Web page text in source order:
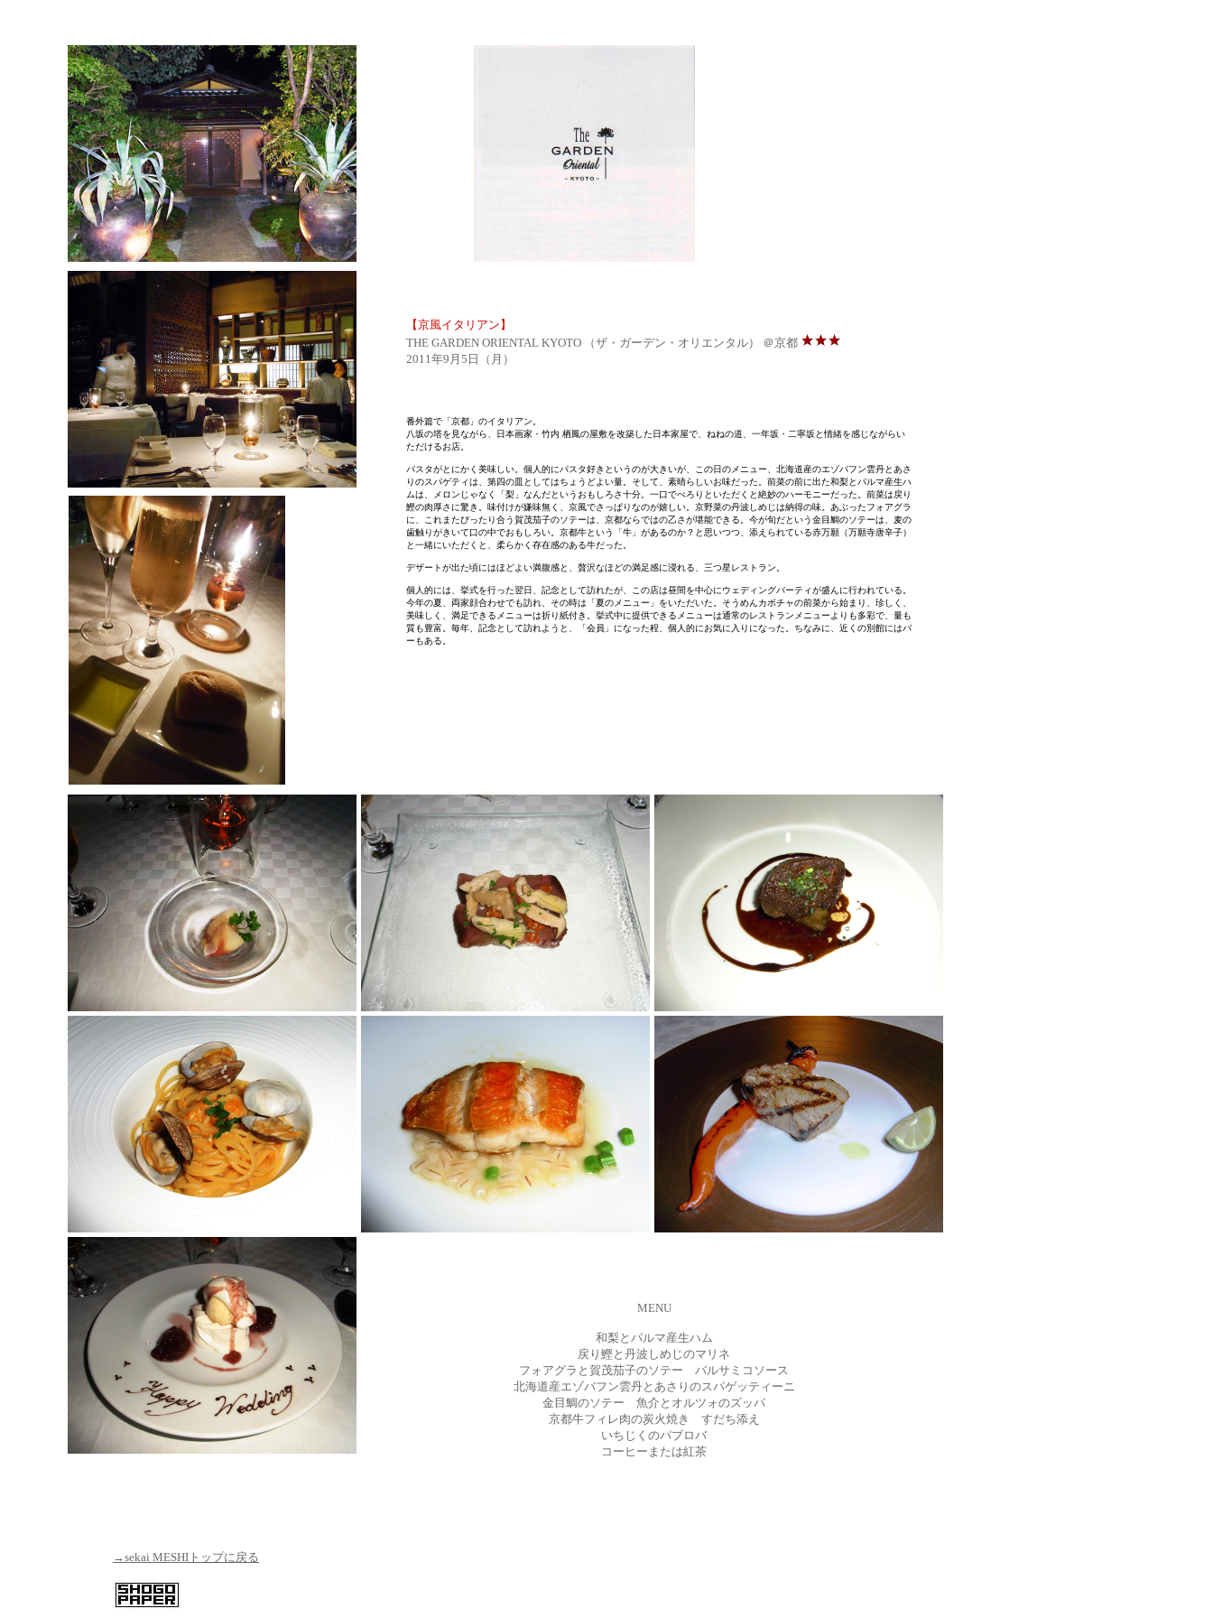
MENU
和梨とパルマ産生ハム
戻り鰹と丹波しめじのマリネ
フォアグラと賀茂茄子のソテー バルサミコソース
北海道産エゾバフン雲丹とあさりのスパゲッティーニ
金目鯛のソテー 魚介とオルツォのズッパ
京都牛フィレ肉の炭火焼き すだち添え
いちじくのパブロバ
コーヒーまたは紅茶
番外篇で「京都」のイタリアン。
八坂の塔を見ながら、日本画家・竹内 栖鳳の屋敷を改築した日本家屋で、ねねの道、一年坂・二寧坂と情緒を感じながらい
ただけるお店。
パスタがとにかく美味しい。個人的にパスタ好きというのが大きいが、この日のメニュー、北海道産のエゾバフン雲丹とあさ
りのスパゲティは、第四の皿としてはちょうどよい量。そして、素晴らしいお味だった。前菜の前に出た和梨とパルマ産生ハ
ムは、メロンじゃなく「梨」なんだというおもしろさ十分。一口でぺろりといただくと絶妙のハーモニーだった。前菜は戻り
鰹の肉厚さに驚き。味付けが嫌味無く、京風でさっぱりなのが嬉しい。京野菜の丹波しめじは納得の味。あぶったフォアグラ
に、これまたぴったり合う賀茂茄子のソテーは、京都ならではの乙さが堪能できる。今が旬だという金目鯛のソテーは、麦の
歯触りがきいて口の中でおもしろい。京都牛という「牛」があるのか？と思いつつ、添えられている赤万願（万願寺唐辛子）
と一緒にいただくと、柔らかく存在感のある牛だった。
デザートが出た頃にはほどよい満腹感と、贅沢なほどの満足感に浸れる、三つ星レストラン。
個人的には、挙式を行った翌日、記念として訪れたが、この店は昼間を中心にウェディングパーティが盛んに行われている。
今年の夏、両家顔合わせでも訪れ、その時は「夏のメニュー」をいただいた。そうめんカボチャの前菜から始まり、珍しく、
美味しく、満足できるメニューは折り紙付き。挙式中に提供できるメニューは通常のレストランメニューよりも多彩で、量も
質も豊富。毎年、記念として訪れようと、「会員」になった程、個人的にお気に入りになった。ちなみに、近くの別館にはバ
ーもある。
【京風イタリアン】
THE GARDEN ORIENTAL KYOTO （ザ・ガーデン・オリエンタル） ＠京都
2011年9月5日（月）
→sekai MESHIトップに戻る